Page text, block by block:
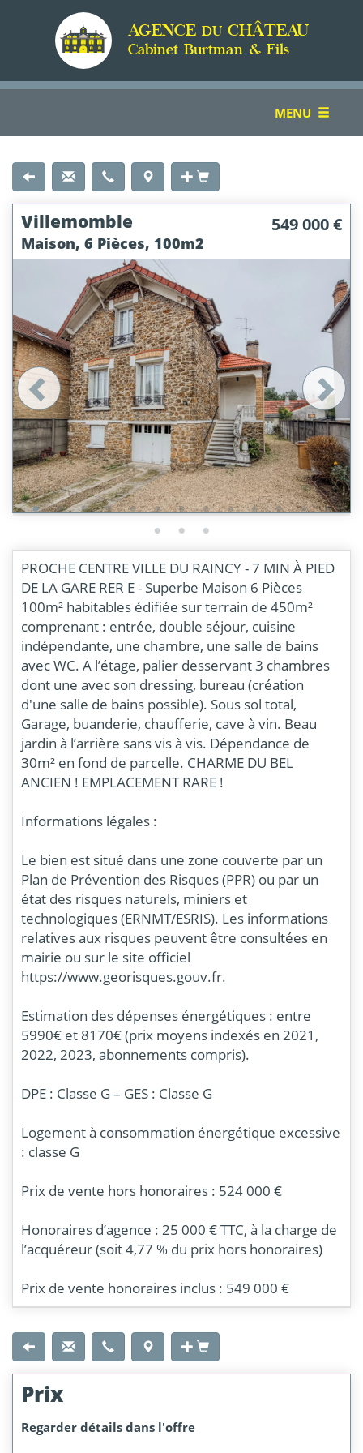
AGENCE DUCHÂTEAU
Cabinet Burtman & Fils
TOGGLE
MENU
Villemomble 549 000 €
Maison, 6 Pièces, 100m2
PROCHE CENTRE VILLE DU RAINCY - 7 MIN À PIED
DE LA GARE RER E - Superbe Maison 6 Pièces
100m² habitables édifiée sur terrain de 450m²
comprenant : entrée, double séjour, cuisine
indépendante, une chambre, une salle de bains
avec WC. A l’étage, palier desservant 3 chambres
dont une avec son dressing, bureau (création
d'une salle de bains possible). Sous sol total,
Garage, buanderie, chaufferie, cave à vin. Beau
jardin à l’arrière sans vis à vis. Dépendance de
30m² en fond de parcelle. CHARME DU BEL
ANCIEN ! EMPLACEMENT RARE !
Informations légales :
Le bien est situé dans une zone couverte par un
Plan de Prévention des Risques (PPR) ou par un
état des risques naturels, miniers et
technologiques (ERNMT/ESRIS). Les informations
relatives aux risques peuvent être consultées en
mairie ou sur le site officiel
https://www.georisques.gouv.fr.
Estimation des dépenses énergétiques : entre
5990€ et 8170€ (prix moyens indexés en 2021,
2022, 2023, abonnements compris).
DPE : Classe G – GES : Classe G
Logement à consommation énergétique excessive
: classe G
Prix de vente hors honoraires : 524 000 €
Honoraires d’agence : 25 000 € TTC, à la charge de
l’acquéreur (soit 4,77 % du prix hors honoraires)
Prix de vente honoraires inclus : 549 000 €
Prix
Regarder détails dans l'offre